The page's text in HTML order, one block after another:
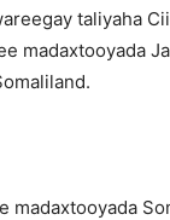
taliyaha
madaxtooyada